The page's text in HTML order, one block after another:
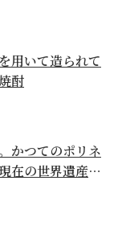
用いて造られて
酎
かつてのポリネ
在の世界遺産か